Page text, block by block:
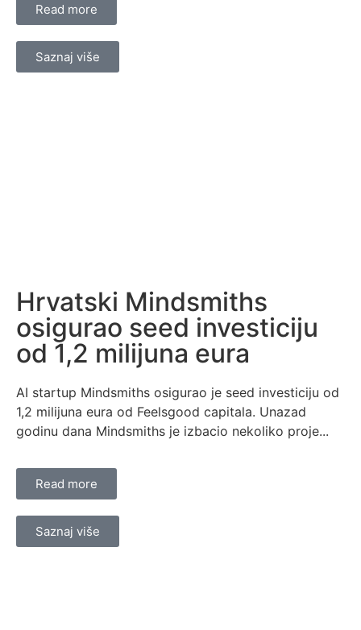
Read more
Saznaj više
Hrvatski Mindsmiths
osigurao seed investiciju
od 1,2 milijuna eura
AI startup Mindsmiths osigurao je seed investiciju od
1,2 milijuna eura od Feelsgood capitala. Unazad
godinu dana Mindsmiths je izbacio nekoliko proje...
Read more
Saznaj više